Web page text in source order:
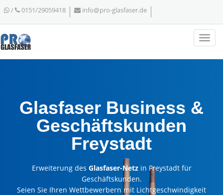
/ 0151/29059418 info@pro-glasfaser.de
Glasfaser Business &
Geschäftskunden
Freystadt
Erweiterung des Glasfaser-Netzin Freystadt für
Geschäftskunden.
Seien Sie Ihren Wettbewerbern mit Lichtgeschwindigkeit